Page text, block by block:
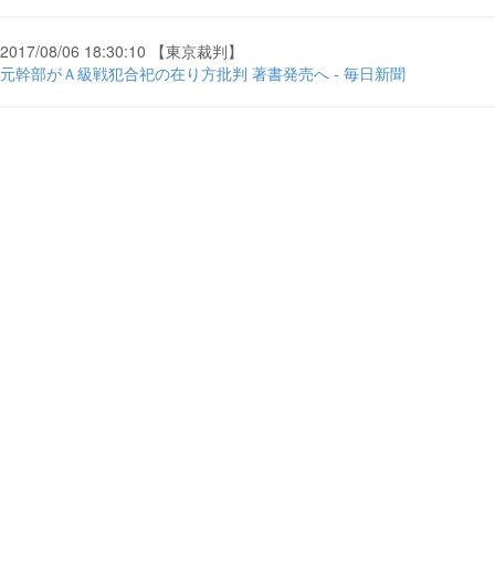
2017/08/06 18:30:10 【東京裁判】
元幹部がＡ級戦犯合祀の在り方批判 著書発売へ - 毎日新聞